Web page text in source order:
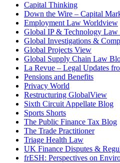
Capital Thinking
Down the Wire – Capital
Employment Law Worldview
Global IP & Technology
Global Investigations &
Global Projects View
Global Supply Chain Law
La Revue – Legal Updates
Pensions and Benefits
Privacy World
Restructuring GlobalView
Sixth Circuit Appellate Blog
Sports Shorts
The Public Finance Tax Blog
The Trade Practitioner
Triage Health Law
UK Finance Disputes &
frESH: Perspectives on